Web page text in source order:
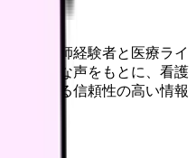
、看護師経験者と医療ライ
リアルな声をもとに、看護
に関する信頼性の高い情報
見る